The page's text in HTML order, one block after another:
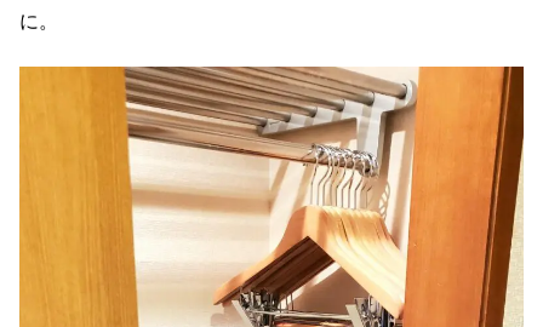
に。